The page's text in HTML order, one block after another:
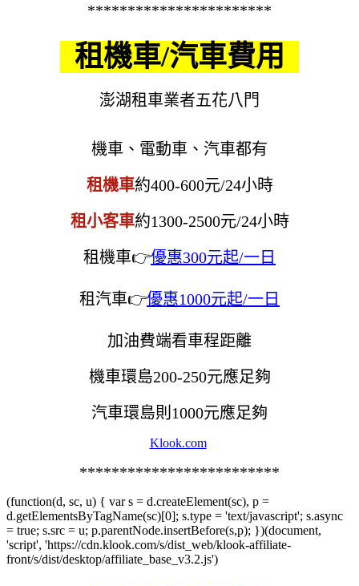
***********************
租機車/汽車費用
澎湖租車業者五花八門
機車、電動車、汽車都有
租機車約400-600元/24小時
租小客車約1300-2500元/24小時
租機車👉優惠300元起/一日
租汽車👉優惠1000元起/一日
加油費端看車程距離
機車環島200-250元應足夠
汽車環島則1000元應足夠
Klook.com
*************************
(function(d, sc, u) { var s = d.createElement(sc), p =
d.getElementsByTagName(sc)[0]; s.type = 'text/javascript'; s.async
= true; s.src = u; p.parentNode.insertBefore(s,p); })(document,
'script', 'https://cdn.klook.com/s/dist_web/klook-affiliate-
front/s/dist/desktop/affiliate_base_v3.2.js')